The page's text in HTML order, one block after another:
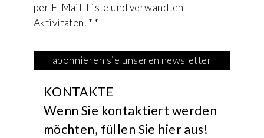
per E-Mail-Liste und verwandten
Aktivitäten. * *
KONTAKTE
Wenn Sie kontaktiert werden
möchten, füllen Sie hier aus!